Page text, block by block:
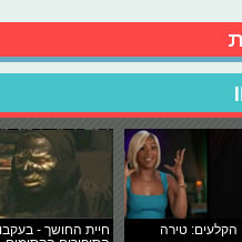
הקלעים: טירה
חיית החושך -